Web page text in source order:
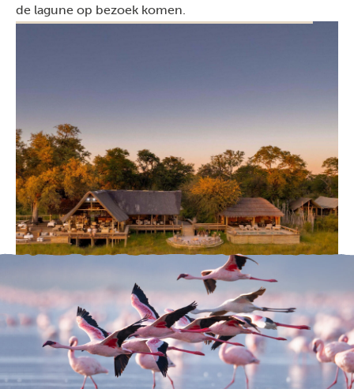
de lagune op bezoek komen.